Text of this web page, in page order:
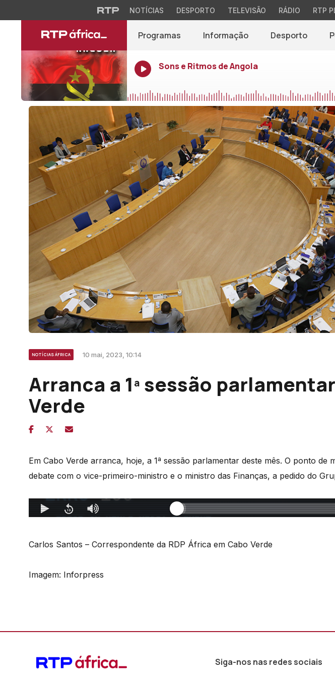
NOTÍCIAS DESPORTO TELEVISÃO RÁDIO RTP
Programas Informação Desporto
Sons e Ritmos de Angola
NOTÍCIAS ÁFRICA 10 mai, 2023, 10:14
Arranca a 1ª sessão
Verde
Em Cabo Verde arranca, hoje, a 1ª sessão parlamentar deste mês. O ponto de
debate com o vice-primeiro-ministro e o ministro das Finanças, a pedido do
Carlos Santos – Correspondente da RDP África em Cabo Verde
Imagem: Inforpress
Siga-nos nas redes sociais